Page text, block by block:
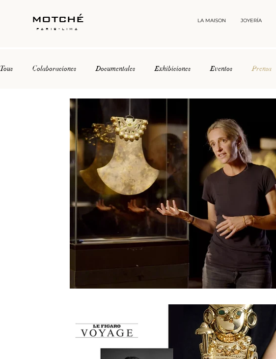
motché
paris-lima
LA MAISON JOYERÍA
Tous Colaboraciones Documentales Exhibiciones Eventos Prensa